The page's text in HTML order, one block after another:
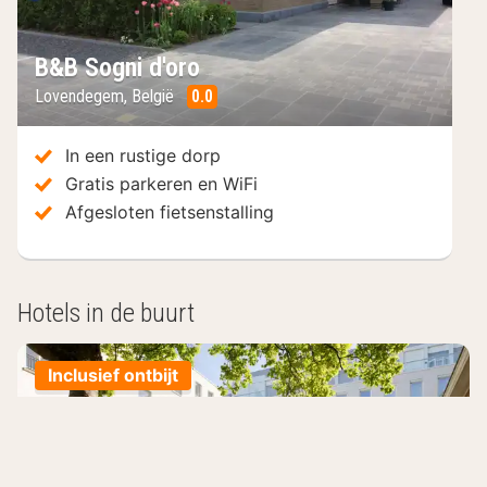
B&B Sogni d'oro
Lovendegem, België 0.0
/10
In een rustige dorp
Gratis parkeren en WiFi
Afgesloten fietsenstalling
Hotels in de buurt
Inclusief ontbijt